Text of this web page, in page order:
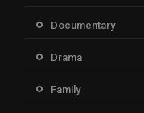
Documentary
Drama
Family